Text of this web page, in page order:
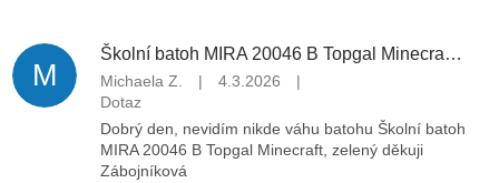
M
Školní batoh MIRA 20046 B Topgal Minecraft, zelený
Michaela Z. | 4.3.2026
|
Dotaz
Dobrý den, nevidím nikde váhu batohu Školní batoh
MIRA 20046 B Topgal Minecraft, zelený děkuji
Zábojníková